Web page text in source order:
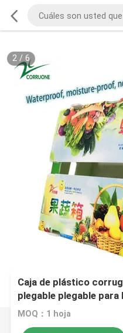
2/ 6
Caja de plástico
plegable plegable
MOQ：1 hoja